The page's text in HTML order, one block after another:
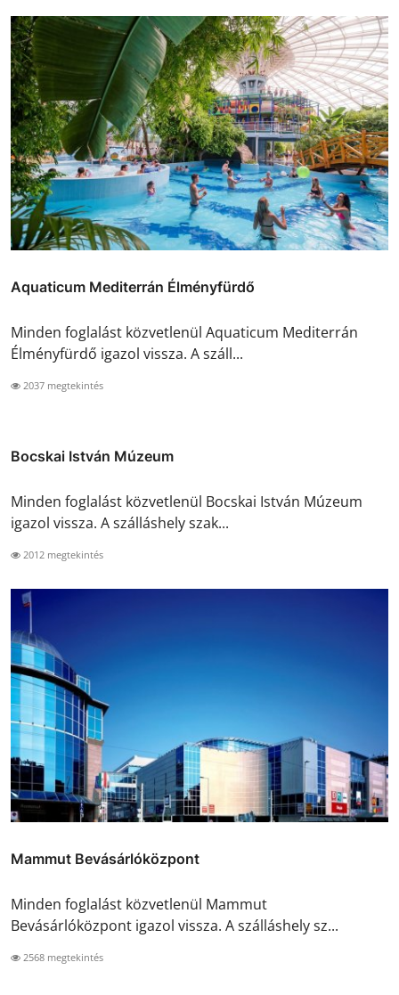
Aquaticum Mediterrán Élményfürdő
Minden foglalást közvetlenül Aquaticum Mediterrán
Élményfürdő igazol vissza. A száll...
2037 megtekintés
Bocskai István Múzeum
Minden foglalást közvetlenül Bocskai István Múzeum
igazol vissza. A szálláshely szak...
2012 megtekintés
Mammut Bevásárlóközpont
Minden foglalást közvetlenül Mammut
Bevásárlóközpont igazol vissza. A szálláshely sz...
2568 megtekintés